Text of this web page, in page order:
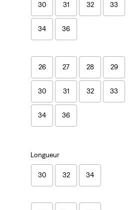
30 31 32 33
34 36
26 27 28 29
30 31 32 33
34 36
Longueur
30 32 34